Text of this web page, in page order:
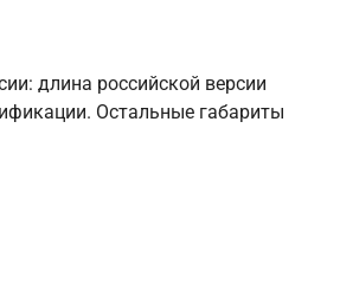
длина российской версии
Остальные габариты